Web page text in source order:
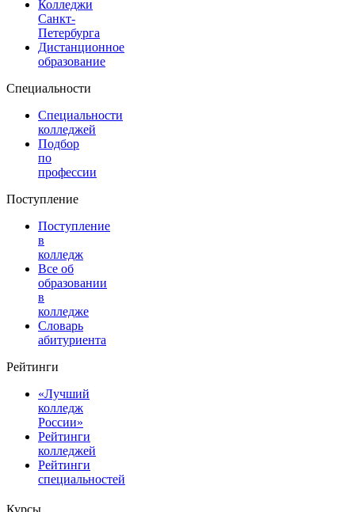
Колледжи
Санкт-
Петербурга
Дистанционное
образование
Специальности
Специальности
колледжей
Подбор
по
профессии
Поступление
Поступление
в
колледж
Все об
образовании
в
колледже
Словарь
абитуриента
Рейтинги
«Лучший
колледж
России»
Рейтинги
колледжей
Рейтинги
специальностей
Курсы